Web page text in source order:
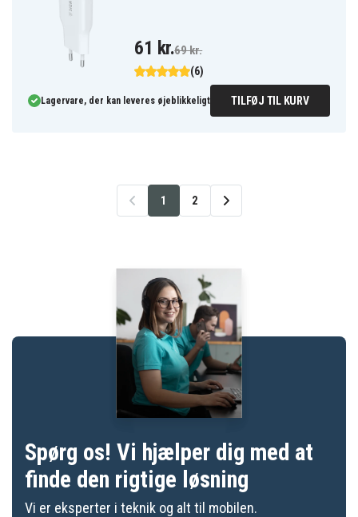
(6)
61 kr.69 kr.
Lagervare, der kan leveres øjeblikkeligt TILFØJ TIL KURV
1 2
Spørg os! Vi hjælper dig med at
finde den rigtige løsning
Vi er eksperter i teknik og alt til mobilen.